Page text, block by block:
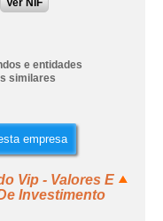
Ver NIF
e entidades
similares
empresa
Vip - Valores E
Investimento